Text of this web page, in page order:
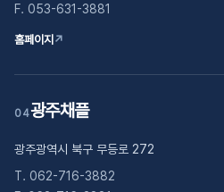
F. 053-631-3881
홈페이지 ↗
04광주채플
광주광역시 북구 무등로 272
T. 062-716-3882